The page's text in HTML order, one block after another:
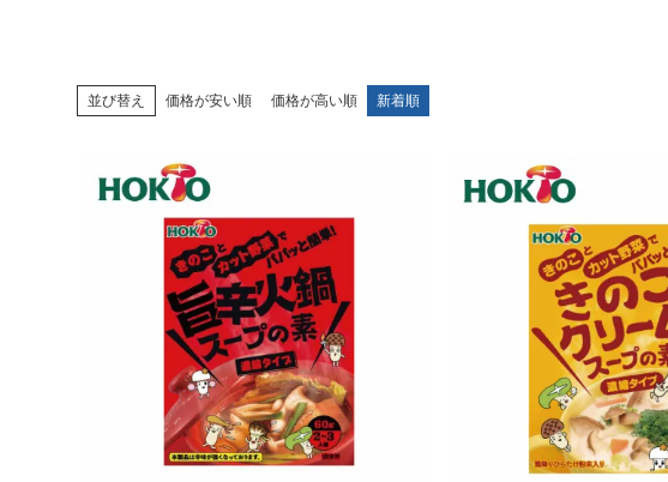
並び替え 価格が安い順 価格が高い順 新着順